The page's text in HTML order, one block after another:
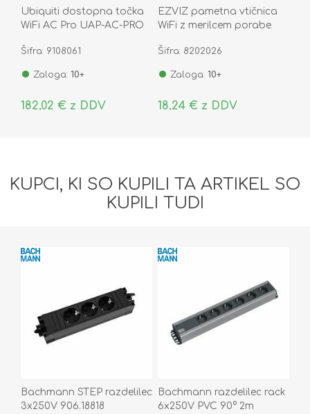
Ubiquiti dostopna točka
WiFi AC Pro UAP-AC-PRO
Šifra: 9108061
Zaloga: 10+
182,02 € z DDV
EZVIZ pametna vtičnica
WiFi z merilcem porabe
Šifra: 8202026
Zaloga: 10+
18,24 € z DDV
KUPCI, KI SO KUPILI TA ARTIKEL SO
KUPILI TUDI
Bachmann STEP razdelilec
3x250V 906.18818
Bachmann razdelilec rack
6x250V PVC 90° 2m